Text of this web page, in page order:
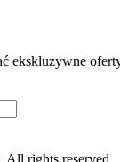
ekskluzywne
rights reserved.